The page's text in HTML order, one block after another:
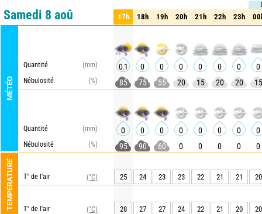
Comparateur détaillé synthétique
Samedi 8 aoû
MÉTÉO
Quantité
(mm)
Nébulosité
(%)
Quantité
(mm)
Nébulosité
(%)
TEMPÉRATURE T° de l'air (°C)
T° de l'air (°C)
17h 18h 19h 20h 21h 22h 23h
17h 18h 19h 20h 21h 22h 23h
0.1 0 0 0 0 0 0
0
85
75 55 20 15 20 20 15
0 0 0 0 0 0 0
0
95
90 60 0 0 0 0 0
25 24 23 23 22 21 21 20
28 27 27 24 22 21 20 20